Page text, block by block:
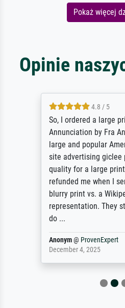
Pokaż więcej
Opinie
4.8 / 5
So, I ordered a large
Annunciation by Fra
large and popular
site advertising giclee
quality for a large print
refunded me when I
blurry print vs. a
representation. They
do ...
Anonym@ProvenExpert
December 4, 2025